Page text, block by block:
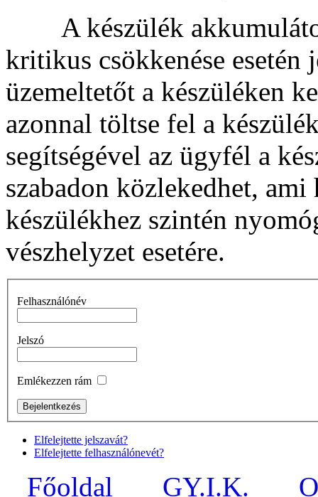
A készülék
kritikus csökkenése
üzemeltetőt a készüléken
azonnal töltse fel a
segítségével az ügyfél a
szabadon közlekedhet,
készülékhez szintén
vészhelyzet esetére.
Felhasználónév
Jelszó
Emlékezzen rám
Elfelejtette jelszavát?
Elfelejtette felhasználónevét?
Főoldal GY.I.K.